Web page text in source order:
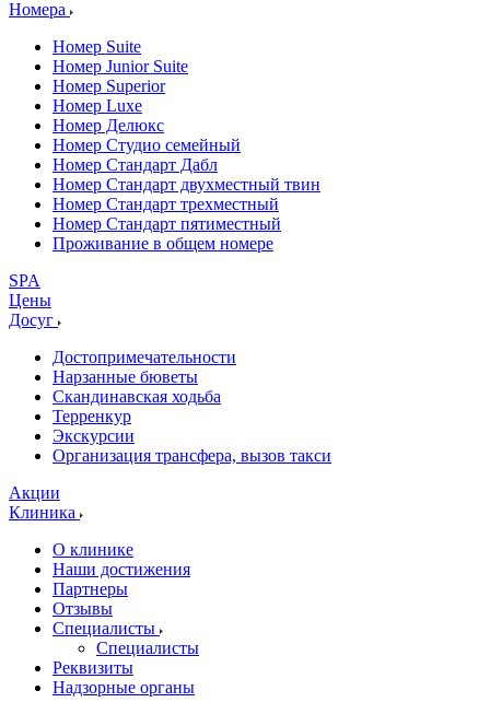
Номера
Номер Suite
Номер Junior Suite
Номер Superior
Номер Luxe
Номер Делюкс
Номер Студио семейный
Номер Стандарт Дабл
Номер Стандарт двухместный твин
Номер Стандарт трехместный
Номер Стандарт пятиместный
Проживание в общем номере
SPA
Цены
Досуг
Достопримечательности
Нарзанные бюветы
Скандинавская ходьба
Терренкур
Экскурсии
Организация трансфера, вызов такси
Акции
Клиника
О клинике
Наши достижения
Партнеры
Отзывы
Специалисты
Специалисты
Реквизиты
Надзорные органы